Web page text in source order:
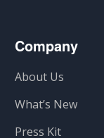
Company
About Us
What’s New
Press Kit